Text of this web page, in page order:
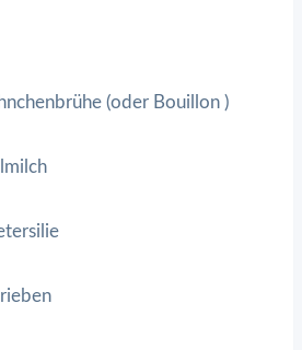
(oder Bouillon )